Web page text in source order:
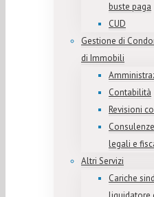
buste paga
CUD
Gestione di
di Immobili
Contabilità
Revisioni
legali e
Altri Servizi
Cariche